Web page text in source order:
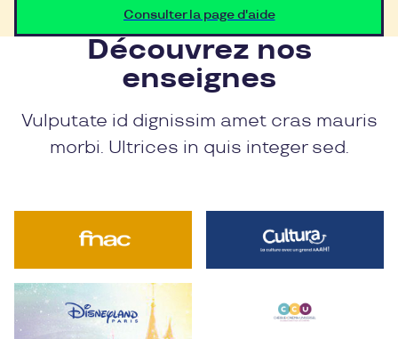
Consulter la page d'aide
Découvrez nos
enseignes
Vulputate id dignissim amet cras mauris
morbi. Ultrices in quis integer sed.